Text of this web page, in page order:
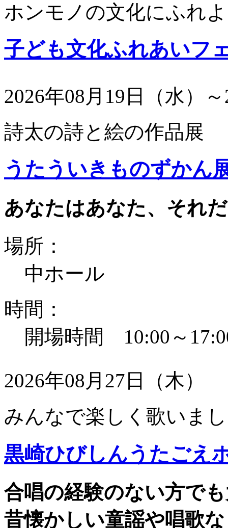
ホンモノの文化にふれ
子ども文化ふれあいフ
2026年08月19日（水）
詩太の詩と絵の作品展
うたういきものずかん
あなたはあなた、それ
場所：
中ホール
時間：
開場時間 10:00～
2026年08月27日（木）
みんなで楽しく歌いま
黒崎ひびしんうたごえ
合唱の経験のない方で
昔懐かしい童謡や唱歌